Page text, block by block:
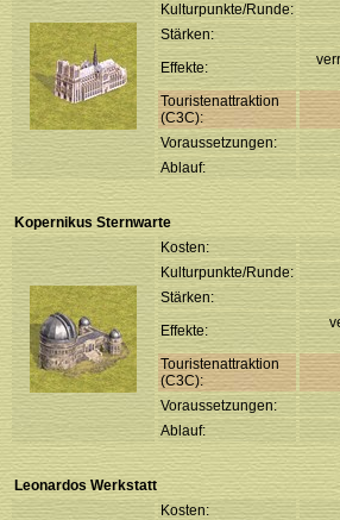
Kulturpunkte/Runde:
Stärken:
Effekte:
Touristenattraktion
(C3C):
Voraussetzungen:
Ablauf:
Kopernikus Sternwarte
Kosten:
Kulturpunkte/Runde:
Stärken:
Effekte:
Touristenattraktion
(C3C):
Voraussetzungen:
Ablauf:
Leonardos Werkstatt
Kosten: